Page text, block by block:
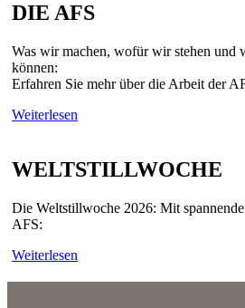
DIE AFS
Was wir machen, wofür wir stehen und
können:
Erfahren Sie mehr über die Arbeit der
Weiterlesen
WELTSTILLWOCHE
Die Weltstillwoche 2026: Mit
AFS:
Weiterlesen